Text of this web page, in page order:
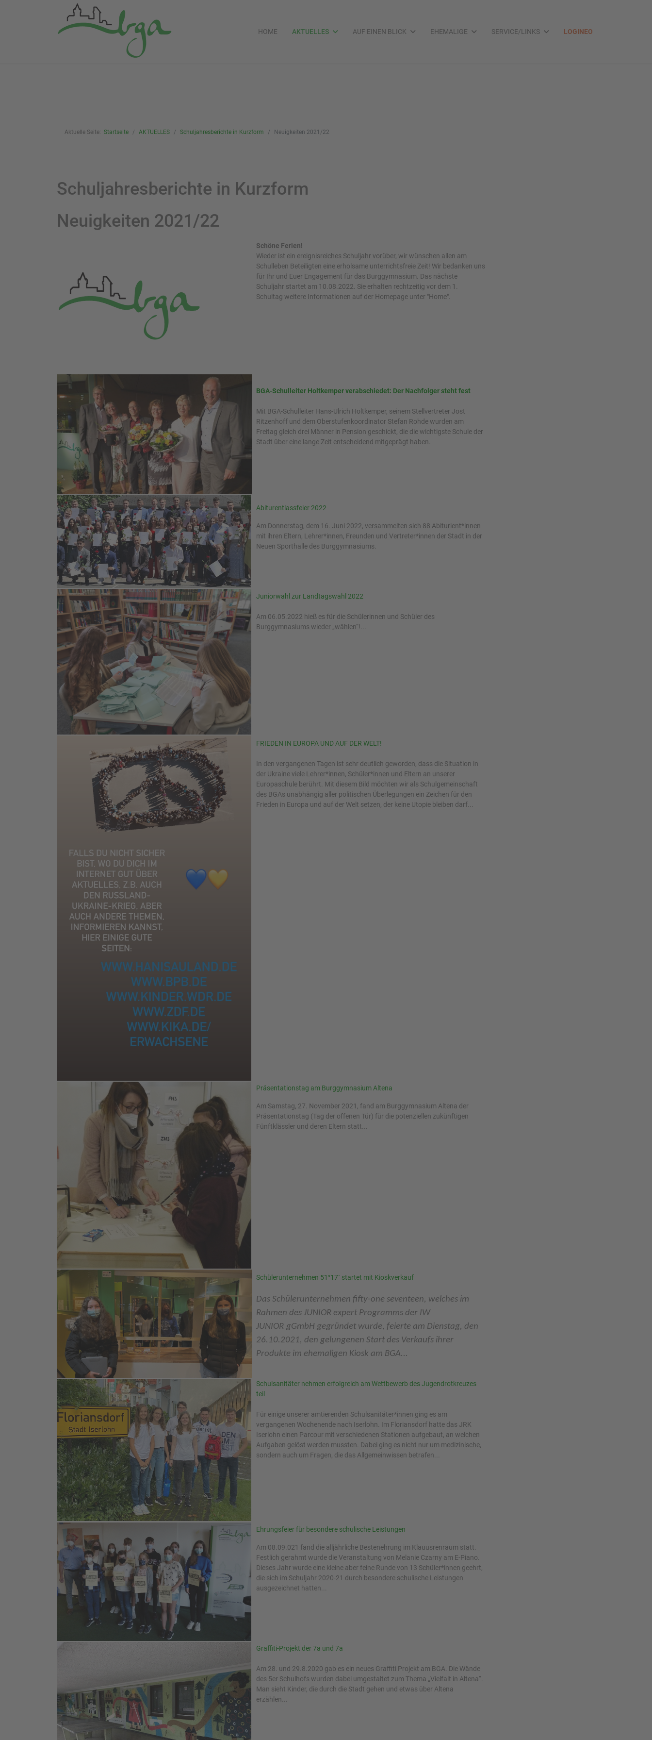
HOME AKTUELLES AUF EINEN BLICK EHEMALIGE SERVICE/LINKS LOGINEO
Aktuelle Seite: Startseite AKTUELLES Schuljahresberichte in Kurzform Neuigkeiten 2021/22
Schuljahresberichte in Kurzform
Neuigkeiten 2021/22
Schöne Ferien!
Wieder ist ein ereignisreiches Schuljahr vorüber, wir wünschen allen am
Schulleben Beteiligten eine erholsame unterrichtsfreie Zeit! Wir bedanken uns
für Ihr und Euer Engagement für das Burggymnasium. Das nächste
Schuljahr startet am 10.08.2022. Sie erhalten rechtzeitig vor dem 1.
Schultag weitere Informationen auf der Homepage unter "Home".
BGA-Schulleiter Holtkemper verabschiedet: Der Nachfolger steht fest
Mit BGA-Schulleiter Hans-Ulrich Holtkemper, seinem Stellvertreter Jost
Ritzenhoff und dem Oberstufenkoordinator Stefan Rohde wurden am
Freitag gleich drei Männer in Pension geschickt, die die wichtigste Schule der
Stadt über eine lange Zeit entscheidend mitgeprägt haben.
Abiturentlassfeier 2022
Am Donnerstag, dem 16. Juni 2022, versammelten sich 88 Abiturient*innen
mit ihren Eltern, Lehrer*innen, Freunden und Vertreter*innen der Stadt in der
Neuen Sporthalle des Burggymnasiums.
Juniorwahl zur Landtagswahl 2022
Am 06.05.2022 hieß es für die Schülerinnen und Schüler des
Burggymnasiums wieder „wählen“!...
FRIEDEN IN EUROPA UND AUF DER WELT!
In den vergangenen Tagen ist sehr deutlich geworden, dass die Situation in
der Ukraine viele Lehrer*innen, Schüler*innen und Eltern an unserer
Europaschule berührt. Mit diesem Bild möchten wir als Schulgemeinschaft
des BGAs unabhängig aller politischen Überlegungen ein Zeichen für den
Frieden in Europa und auf der Welt setzen, der keine Utopie bleiben darf...
Präsentationstag am Burggymnasium Altena
Am Samstag, 27. November 2021, fand am Burggymnasium Altena der
Präsentationstag (Tag der offenen Tür) für die potenziellen zukünftigen
Fünftklässler und deren Eltern statt...
Schülerunternehmen 51°17´ startet mit Kioskverkauf
Das Schülerunternehmen fifty-one seventeen, welches im
Rahmen des JUNIOR expert Programms der IW
JUNIOR gGmbH gegründet wurde, feierte am Dienstag, den
26.10.2021, den gelungenen Start des Verkaufs ihrer
Produkte im ehemaligen Kiosk am BGA...
Schulsanitäter nehmen erfolgreich am Wettbewerb des Jugendrotkreuzes
teil
Für einige unserer amtierenden Schulsanitäter*innen ging es am
vergangenen Wochenende nach Iserlohn. Im Floriansdorf hatte das JRK
Iserlohn einen Parcour mit verschiedenen Stationen aufgebaut, an welchen
Aufgaben gelöst werden mussten. Dabei ging es nicht nur um medizinische,
sondern auch um Fragen, die das Allgemeinwissen betrafen...
Ehrungsfeier für besondere schulische Leistungen
Am 08.09.021 fand die alljährliche Bestenehrung im Klauusrenraum statt.
Festlich gerahmt wurde die Veranstaltung von Melanie Czarny am E-Piano.
Dieses Jahr wurde eine kleine aber feine Runde von 13 Schüler*innen geehrt,
die sich im Schuljahr 2020-21 durch besondere schulische Leistungen
ausgezeichnet hatten...
Graffiti-Projekt der 7a und 7a
Am 28. und 29.8.2020 gab es ein neues Graffiti Projekt am BGA. Die Wände
des 5er Schulhofs wurden dabei umgestaltet zum Thema „Vielfalt in Altena“.
Man sieht Kinder, die durch die Stadt gehen und etwas über Altena
erzählen...